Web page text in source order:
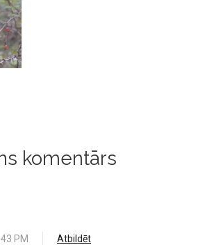
komentārs
PM Atbildēt